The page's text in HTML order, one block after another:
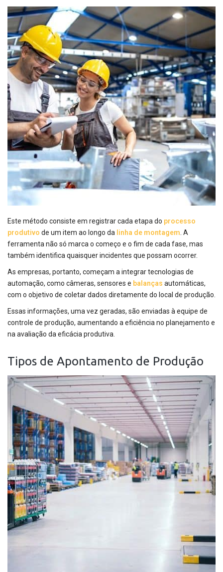
Este método consiste em registrar cada etapa do processo
produtivo de um item ao longo da linha de montagem. A
ferramenta não só marca o começo e o fim de cada fase, mas
também identifica quaisquer incidentes que possam ocorrer.
As empresas, portanto, começam a integrar tecnologias de
automação, como câmeras, sensores e balanças automáticas,
com o objetivo de coletar dados diretamente do local de produção.
Essas informações, uma vez geradas, são enviadas à equipe de
controle de produção, aumentando a eficiência no planejamento e
na avaliação da eficácia produtiva.
Tipos de Apontamento de Produção